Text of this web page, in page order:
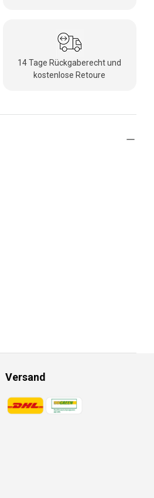
14 Tage Rückgaberecht und
kostenlose Retoure
Versand
Zahlungsmethoden